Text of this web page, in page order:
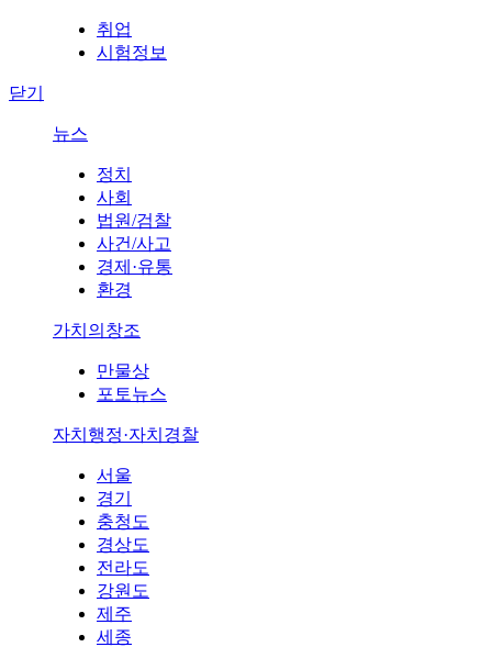
취업
시험정보
닫기
뉴스
정치
사회
법원/검찰
사건/사고
경제·유통
환경
가치의창조
만물상
포토뉴스
자치행정·자치경찰
서울
경기
충청도
경상도
전라도
강원도
제주
세종